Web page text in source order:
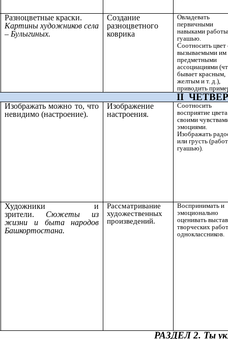
Разноцветные краски.
Картины художников села
– Булыгиных.
Создание
разноцветного
коврика
Овладевать
первичными
навыками работы
гуашью.
Соотносить цвет
вызываемыми им
предметными
ассоциациями
бывает красным,
желтым и т. д.),
приводить
II
Изображать можно то, что
невидимо (настроение).
Изображение
настроения.
Соотносить
восприятие
своими
эмоциями.
Изображать
или грусть
гуашью).
Художники и
зрители. Сюжеты из
жизни и быта народов
Башкортостана.
Рассматривание
художественных
произведений.
Воспринимать и
эмоционально
оценивать
творческих работ
одноклассников.
РАЗДЕЛ 2. Ты